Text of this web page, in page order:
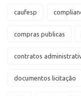
caufesp
compras publicas
contratos
documentos licitação